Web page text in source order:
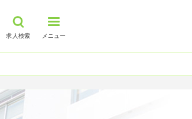
求人検索 メニュー